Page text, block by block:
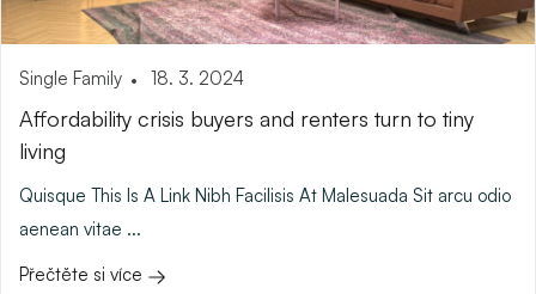
Single Family 18. 3. 2024
Affordability crisis buyers and renters turn to tiny
living
Quisque This Is A Link Nibh Facilisis At Malesuada Sit arcu odio
aenean vitae ...
Přečtěte si více